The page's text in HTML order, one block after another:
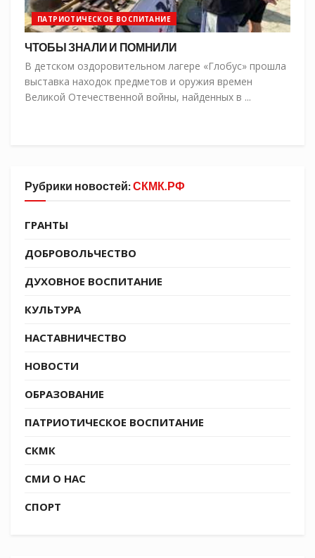
ПАТРИОТИЧЕСКОЕ ВОСПИТАНИЕ
ЧТОБЫ ЗНАЛИ И ПОМНИЛИ
В детском оздоровительном лагере «Глобус» прошла
выставка находок предметов и оружия времен
Великой Отечественной войны, найденных в ...
Рубрики новостей:СКМК.РФ
ГРАНТЫ
ДОБРОВОЛЬЧЕСТВО
ДУХОВНОЕ ВОСПИТАНИЕ
КУЛЬТУРА
НАСТАВНИЧЕСТВО
НОВОСТИ
ОБРАЗОВАНИЕ
ПАТРИОТИЧЕСКОЕ ВОСПИТАНИЕ
СКМК
СМИ О НАС
СПОРТ